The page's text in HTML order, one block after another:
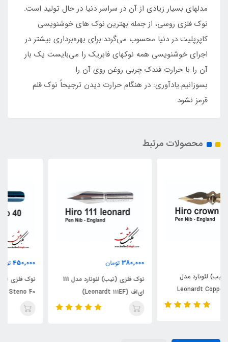
مدلهای بسیار زیادی از آن در سراسر دنیا در حال تولید است.
نوک فلزی روسی، از جمله بهترین نوک های خوشنویسی
کاپرپلیت در دنیا محسوب می‌گردد.برای بهره‌برداری بیشتر در
اجرای خوشنویسی همه نوکهای فابریک را می‌بایست یک بار
آن را با حرارت فندک چربی روغن روی آن را
بسوزانیم.یادآوری: در هنگام حرارت دیدن ترجیحاً نوک قلم
قرمز نشود.
محصولات مرتبط
نوک فلزی (نیب) لئونارد مدل 111
ای‌اف (Leonardt ۱۱۱EF)
نوک فلزی (نیب) لئونارد مدل
Steno 40 (لئونارد هیرو)